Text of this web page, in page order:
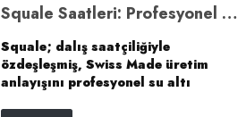
Squale Saatleri: Profesyonel Dalış Mirası, Swiss Made Güven ve Denizci Ruh
Squale; dalış saatçiliğiyle
özdeşleşmiş, Swiss Made üretim
anlayışını profesyonel su altı